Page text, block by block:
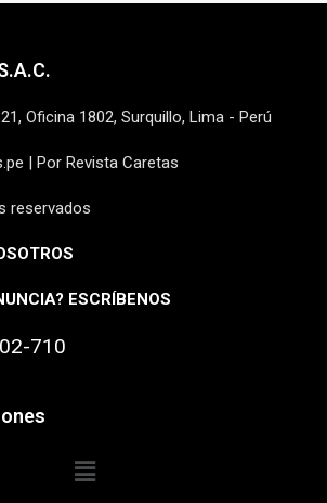
Oficina 1802, Surquillo, Lima - Perú
| Por Revista Caretas
reservados
ESCRÍBENOS
710